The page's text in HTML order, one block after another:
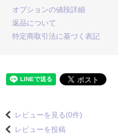
オプションの値段詳細
返品について
特定商取引法に基づく表記
レビューを見る(0件)
レビューを投稿